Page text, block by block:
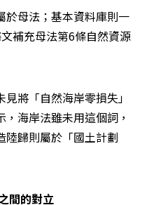
於母法；基本資料庫則一
補充母法第6條自然資源
將「自然海岸零損失」
海岸法雖未用這個詞，
陸歸則屬於「國土計劃
間的對立